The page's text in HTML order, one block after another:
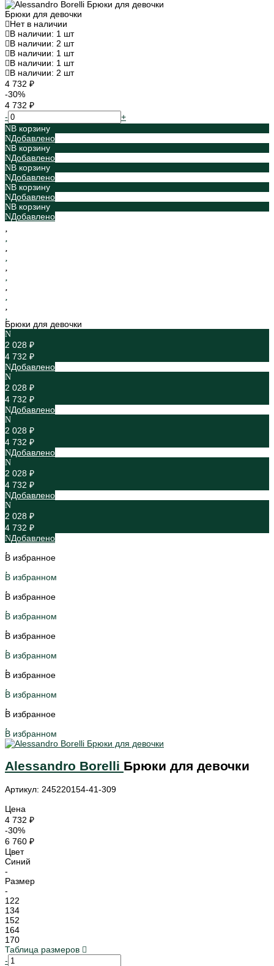
Брюки для девочки
Нет в наличии
В наличии: 1 шт
В наличии: 2 шт
В наличии: 1 шт
В наличии: 1 шт
В наличии: 2 шт
4 732 ₽
-30%
4 732 ₽
-
+
В корзину
Добавлено
В корзину
Добавлено
В корзину
Добавлено
В корзину
Добавлено
В корзину
Добавлено
Брюки для девочки
2 028 ₽
4 732 ₽
Добавлено
2 028 ₽
4 732 ₽
Добавлено
2 028 ₽
4 732 ₽
Добавлено
2 028 ₽
4 732 ₽
Добавлено
2 028 ₽
4 732 ₽
Добавлено
В избранное
В избранном
В избранное
В избранном
В избранное
В избранном
В избранное
В избранном
В избранное
В избранном
Alessandro Borelli Брюки для девочки
Артикул: 245220154-41-309
Цена
4 732 ₽
-30%
6 760 ₽
Цвет
Синий
-
Размер
-
122
134
152
164
170
Таблица размеров
-